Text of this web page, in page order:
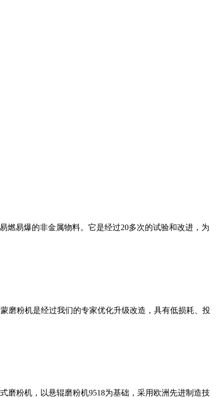
燃易爆的非金属物料。它是经过20多次的试验和改进，为
磨粉机是经过我们的专家优化升级改造，具有低损耗、投
粉机，以悬辊磨粉机9518为基础，采用欧洲先进制造技